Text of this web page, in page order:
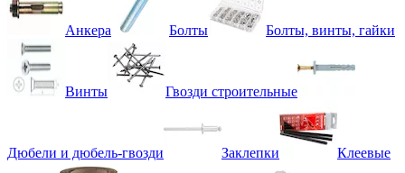
Анкера Болты Болты, винты, гайки
Винты Гвозди строительные
Дюбели и дюбель-гвозди Заклепки Клеевые